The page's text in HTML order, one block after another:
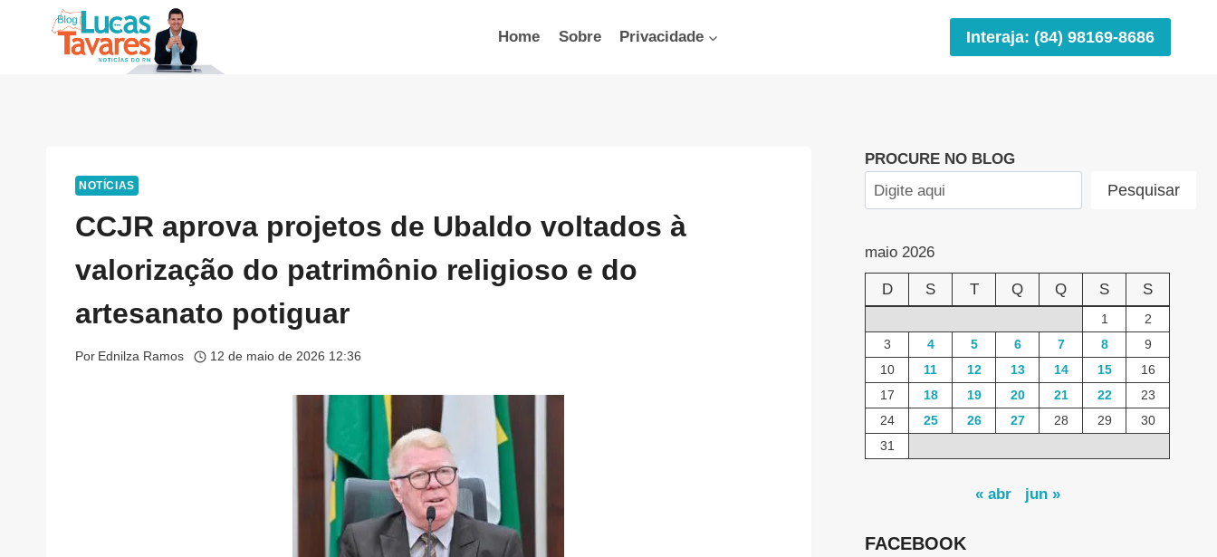
Home Sobre Privacidade Interaja: (84) 98169-8686
NOTÍCIAS
CCJR aprova projetos de Ubaldo voltados à
valorização do patrimônio religioso e do
artesanato potiguar
Por Ednilza Ramos 12 de maio de 2026 12:36
PROCURE NO BLOG
Pesquisar
maio 2026
D S T Q Q S S
1
2
3
4 5 6 7 8
9
10
11 12 13 14 15
16
17
18 19 20 21 22
23
24
25 26 27 28 29
30
31
« abr jun »
FACEBOOK